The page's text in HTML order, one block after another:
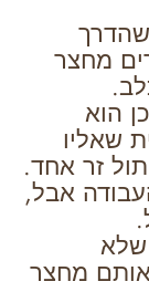
מחצר
הוא
שאליו
זר אחד.
אבל,
אותם מחצר